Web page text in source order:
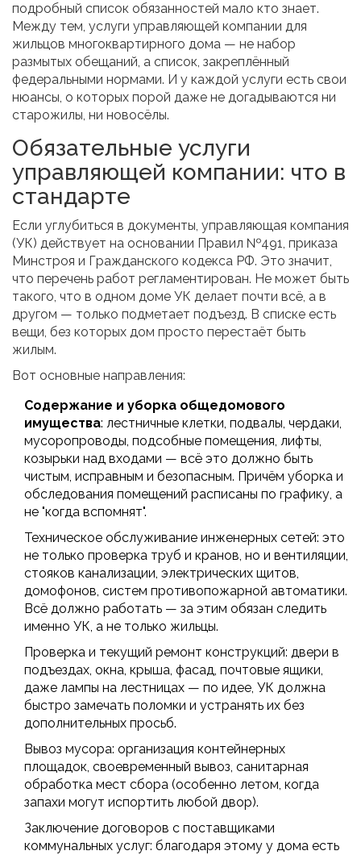
подробный список обязанностей мало кто знает.
Между тем, услуги управляющей компании для
жильцов многоквартирного дома — не набор
размытых обещаний, а список, закреплённый
федеральными нормами. И у каждой услуги есть свои
нюансы, о которых порой даже не догадываются ни
старожилы, ни новосёлы.
Обязательные услуги
управляющей компании: что в
стандарте
Если углубиться в документы, управляющая компания
(УК) действует на основании Правил №491, приказа
Минстроя и Гражданского кодекса РФ. Это значит,
что перечень работ регламентирован. Не может быть
такого, что в одном доме УК делает почти всё, а в
другом — только подметает подъезд. В списке есть
вещи, без которых дом просто перестаёт быть
жилым.
Вот основные направления:
Содержание и уборка общедомового
имущества: лестничные клетки, подвалы, чердаки,
мусоропроводы, подсобные помещения, лифты,
козырьки над входами — всё это должно быть
чистым, исправным и безопасным. Причём уборка и
обследования помещений расписаны по графику, а
не "когда вспомнят".
Техническое обслуживание инженерных сетей: это
не только проверка труб и кранов, но и вентиляции,
стояков канализации, электрических щитов,
домофонов, систем противопожарной автоматики.
Всё должно работать — за этим обязан следить
именно УК, а не только жильцы.
Проверка и текущий ремонт конструкций: двери в
подъездах, окна, крыша, фасад, почтовые ящики,
даже лампы на лестницах — по идее, УК должна
быстро замечать поломки и устранять их без
дополнительных просьб.
Вывоз мусора: организация контейнерных
площадок, своевременный вывоз, санитарная
обработка мест сбора (особенно летом, когда
запахи могут испортить любой двор).
Заключение договоров с поставщиками
коммунальных услуг: благодаря этому у дома есть